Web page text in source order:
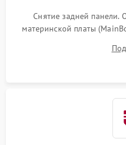
Снятие задней панели.
материнской платы
Проверка надежности